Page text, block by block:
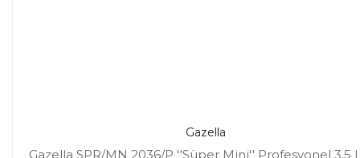
Gazella
Gazella SPR/MN 2036/P ''Süper Mini'' Profesyonel 3,5